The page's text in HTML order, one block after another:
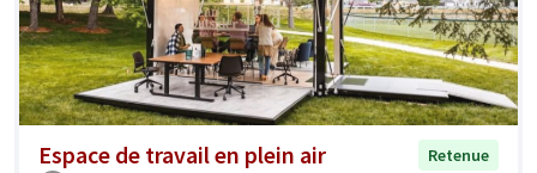
Espace de travail en plein air
Retenue